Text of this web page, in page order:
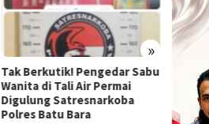
»
Tak Berkutik! Pengedar Sabu
Wanita di Tali Air Permai
Digulung Satresnarkoba
Polres Batu Bara
Plh
Bupati